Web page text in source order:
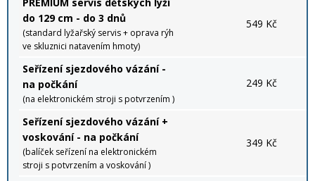
do 129 cm - do 3 dnů
(standard lyžařský servis + oprava rýh
ve skluznici natavením hmoty)
549 Kč
Seřízení sjezdového vázání -
na počkání
(na elektronickém stroji s potvrzením )
249 Kč
Seřízení sjezdového vázání +
voskování - na počkání
(balíček seřízení na elektronickém
stroji s potvrzením a voskování )
349 Kč